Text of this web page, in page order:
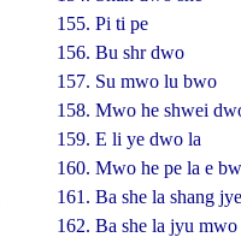
155. Pi ti pe
156. Bu shr dwo
157. Su mwo lu bwo
158. Mwo he shwei
159. E li ye dwo la
160. Mwo he pe la e
161. Ba she la shang
162. Ba she la jyu